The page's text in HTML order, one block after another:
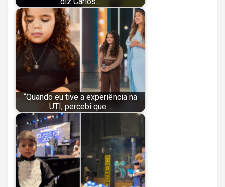
“Quando eu tive a experiência na
UTI, percebi que…